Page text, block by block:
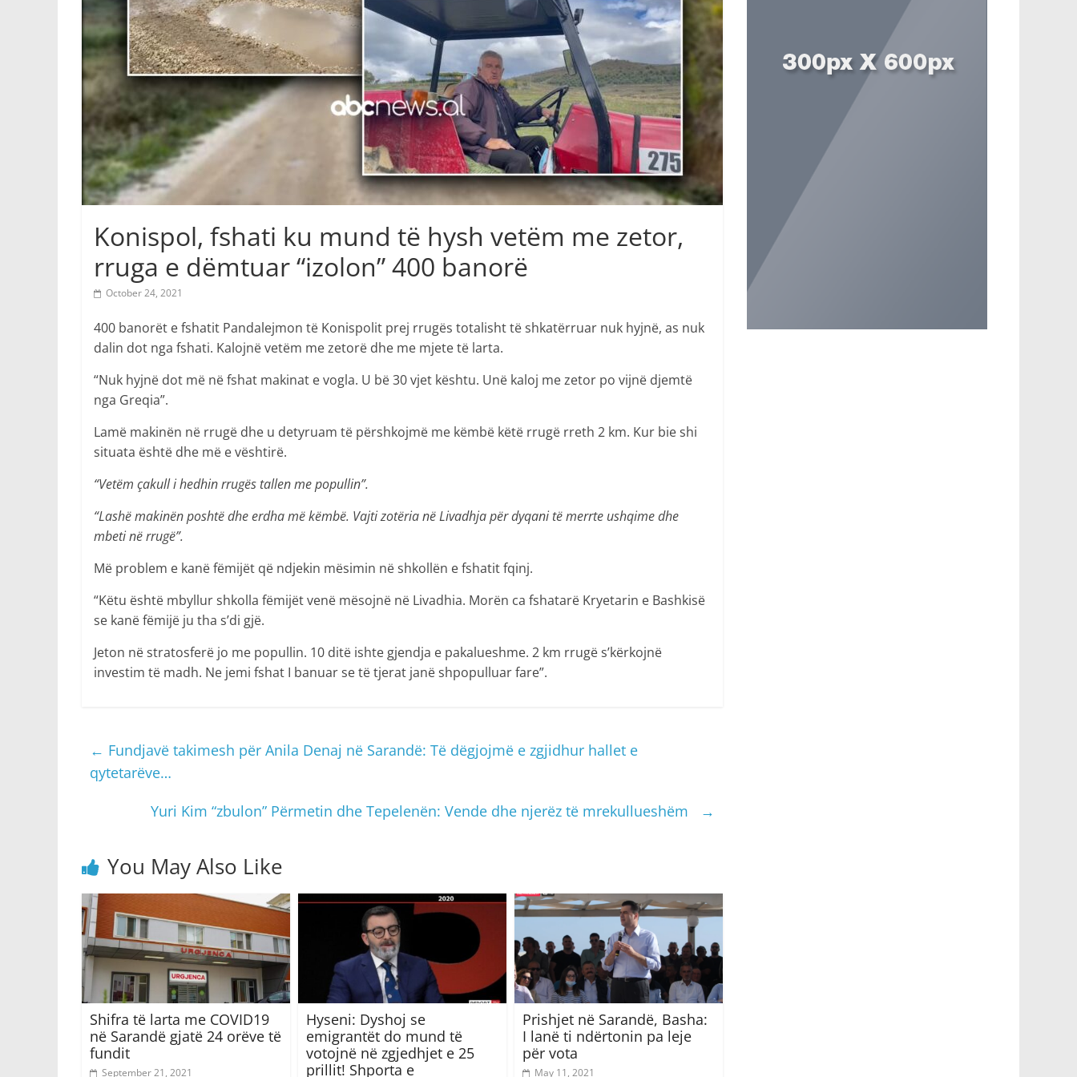
Konispol, fshati ku mund të hysh vetëm me zetor,
rruga e dëmtuar “izolon” 400 banorë
October 24, 2021
400 banorët e fshatit Pandalejmon të Konispolit prej rrugës totalisht të shkatërruar nuk hyjnë, as nuk
dalin dot nga fshati. Kalojnë vetëm me zetorë dhe me mjete të larta.
“Nuk hyjnë dot më në fshat makinat e vogla. U bë 30 vjet kështu. Unë kaloj me zetor po vijnë djemtë
nga Greqia”.
Lamë makinën në rrugë dhe u detyruam të përshkojmë me këmbë këtë rrugë rreth 2 km. Kur bie shi
situata është dhe më e vështirë.
“Vetëm çakull i hedhin rrugës tallen me popullin”.
“Lashë makinën poshtë dhe erdha më këmbë. Vajti zotëria në Livadhja për dyqani të merrte ushqime dhe
mbeti në rrugë”.
Më problem e kanë fëmijët që ndjekin mësimin në shkollën e fshatit fqinj.
“Këtu është mbyllur shkolla fëmijët venë mësojnë në Livadhia. Morën ca fshatarë Kryetarin e Bashkisë
se kanë fëmijë ju tha s’di gjë.
Jeton në stratosferë jo me popullin. 10 ditë ishte gjendja e pakalueshme. 2 km rrugë s’kërkojnë
investim të madh. Ne jemi fshat I banuar se të tjerat janë shpopulluar fare”.
← Fundjavë takimesh për Anila Denaj në Sarandë: Të dëgjojmë e zgjidhur hallet e
qytetarëve…
Yuri Kim “zbulon” Përmetin dhe Tepelenën: Vende dhe njerëz të mrekullueshëm
→
You May Also Like
Shifra të larta me COVID19
në Sarandë gjatë 24 orëve të
fundit
September 21, 2021
Hyseni: Dyshoj se
emigrantët do mund të
votojnë në zgjedhjet e 25
prillit! Shporta e
Prishjet në Sarandë, Basha:
I lanë ti ndërtonin pa leje
për vota
May 11, 2021